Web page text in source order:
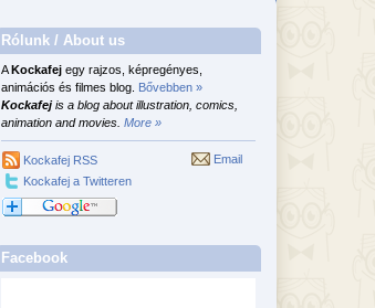
Rólunk / About us
AKockafej egy rajzos, képregényes,
animációs és filmes blog. Bővebben »
Kockafejis a blog about illustration, comics,
animation and movies. More »
Kockafej RSS
Kockafej a Twitteren
Email
Facebook